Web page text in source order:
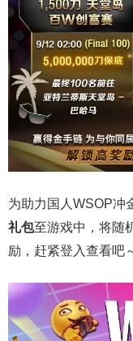
为助力国人WSOP冲
礼包至游戏中，将随
励，赶紧登入查看吧